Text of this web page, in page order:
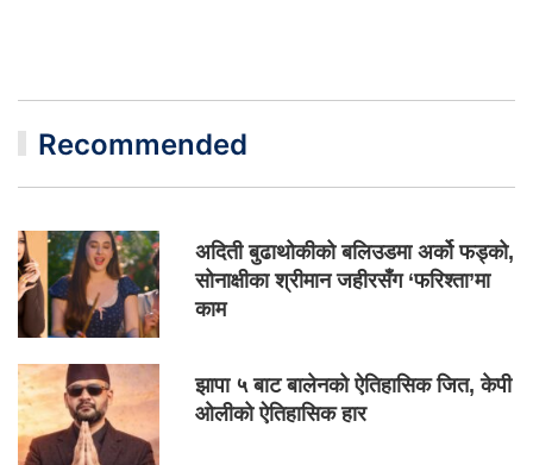
Recommended
अदिती बुढाथोकीको बलिउडमा अर्को फड्को,
सोनाक्षीका श्रीमान जहीरसँग ‘फरिश्ता’मा
काम
झापा ५ बाट बालेनको ऐतिहासिक जित, केपी
ओलीको ऐतिहासिक हार